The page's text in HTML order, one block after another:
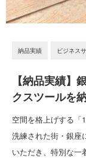
納品実績 ビジネス
【納品実績】
クスツールを
空間を格上げする「
洗練された街・銀座
いただき、特別な一